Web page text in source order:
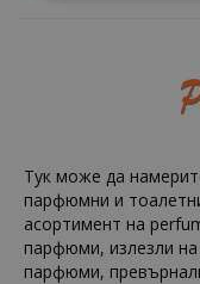
Тук може да
парфюмни и
асортимент на
парфюми, излезли
парфюми,